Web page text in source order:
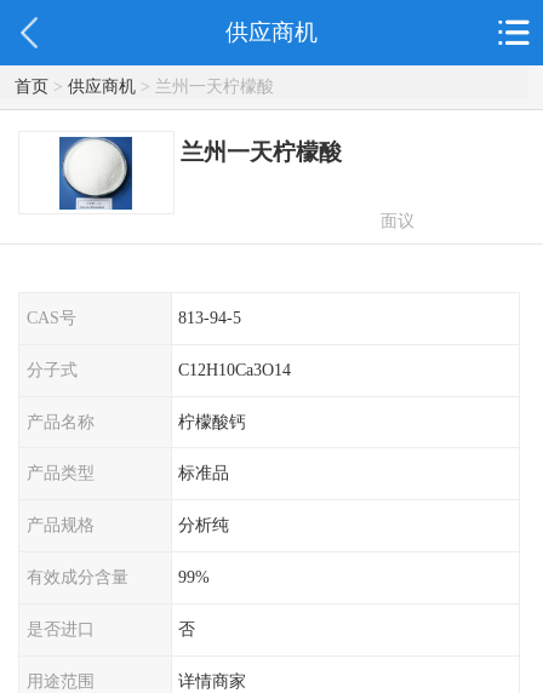
供应商机
首页> 供应商机> 兰州一天柠檬酸
兰州一天柠檬酸
面议
CAS号 813-94-5
分子式 C12H10Ca3O14
产品名称 柠檬酸钙
产品类型 标准品
产品规格 分析纯
有效成分含量 99%
是否进口 否
用途范围 详情商家